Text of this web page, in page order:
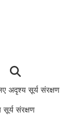
अदृश्य सूर्य संरक्षण
संरक्षण